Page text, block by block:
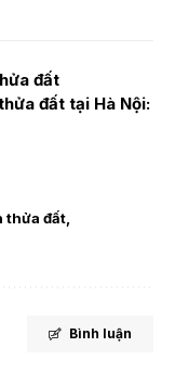
đất
đất tại Hà Nội:
thửa đất
Bình luận